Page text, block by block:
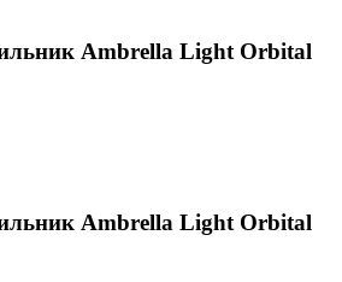
Ambrella Light Orbital
Ambrella Light Orbital